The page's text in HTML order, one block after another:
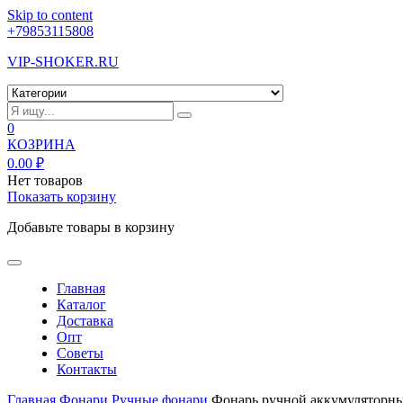
Skip to content
+79853115808
VIP-SHOKER.RU
0
КОЗРИНА
0.00 ₽
Нет товаров
Показать корзину
Добавьте товары в корзину
Главная
Каталог
Доставка
Опт
Советы
Контакты
Главная Фонари Ручные фонари Фонарь ручной